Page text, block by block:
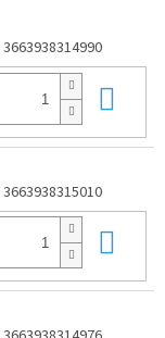
3663938314990
3663938315010